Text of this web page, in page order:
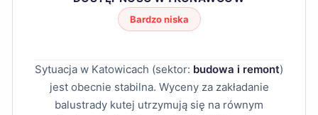
Bardzo niska
Sytuacja w Katowicach (sektor: budowa i remont)
jest obecnie stabilna. Wyceny za zakładanie
balustrady kutej utrzymują się na równym